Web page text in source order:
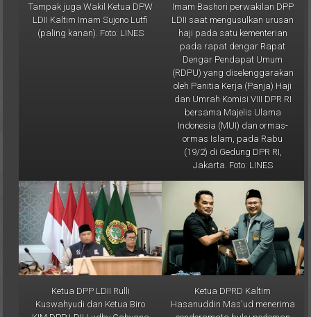
Tampak juga Wakil Ketua DPW
LDII Kaltim Imam Sujono Lutfi
(paling kanan). Foto: LINES
Imam Bashori perwakilan DPP
LDII saat mengusulkan urusan
haji pada satu kementerian
pada rapat dengar Rapat
Dengar Pendapat Umum
(RDPU) yang diselenggarakan
oleh Panitia Kerja (Panja) Haji
dan Umrah Komisi VIII DPR RI
bersama Majelis Ulama
Indonesia (MUI) dan ormas-
ormas Islam, pada Rabu
(19/2) di Gedung DPR RI,
Jakarta. Foto: LINES
Ketua DPP LDII Rulli
Kuswahyudi dan Ketua Biro
Ketua DPRD Kaltim
Hasanuddin Mas'ud menerima